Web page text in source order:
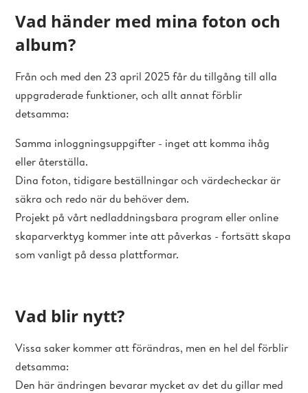
Vad händer med mina foton och
album?
Från och med den 23 april 2025 får du tillgång till alla
uppgraderade funktioner, och allt annat förblir
detsamma:
Samma inloggningsuppgifter - inget att komma ihåg
eller återställa.
Dina foton, tidigare beställningar och värdecheckar är
säkra och redo när du behöver dem.
Projekt på vårt nedladdningsbara program eller online
skaparverktyg kommer inte att påverkas - fortsätt skapa
som vanligt på dessa plattformar.
Vad blir nytt?
Vissa saker kommer att förändras, men en hel del förblir
detsamma:
Den här ändringen bevarar mycket av det du gillar med